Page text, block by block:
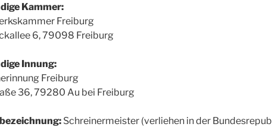
Kammer:
Freiburg
6, 79098 Freiburg
Innung:
Freiburg
36, 79280 Au bei Freiburg
Schreinermeister (verliehen in der